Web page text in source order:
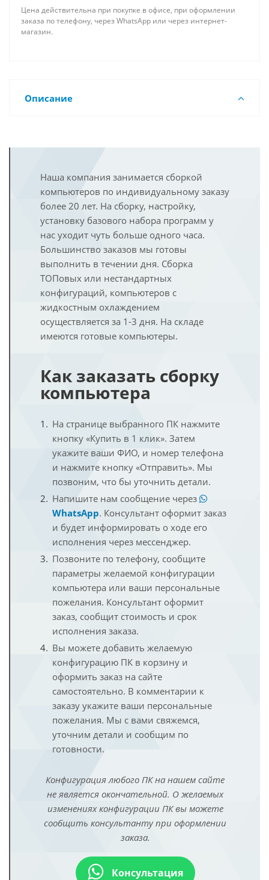
Цена действительна при покупке в офисе, при оформлении
заказа по телефону, через WhatsApp или через интернет-
магазин.
Описание
Наша компания занимается сборкой
компьютеров по индивидуальному заказу
более 20 лет. На сборку, настройку,
установку базового набора программ у
нас уходит чуть больше одного часа.
Большинство заказов мы готовы
выполнить в течении дня. Сборка
ТОПовых или нестандартных
конфигураций, компьютеров с
жидкостным охлаждением
осуществляется за 1-3 дня. На складе
имеются готовые компьютеры.
Как заказать сборку
компьютера
На странице выбранного ПК нажмите
кнопку «Купить в 1 клик». Затем
укажите ваши ФИО, и номер телефона
и нажмите кнопку «Отправить». Мы
позвоним, что бы уточнить детали.
Напишите нам сообщение через
WhatsApp. Консультант оформит заказ
и будет информировать о ходе его
исполнения через мессенджер.
Позвоните по телефону, сообщите
параметры желаемой конфигурации
компьютера или ваши персональные
пожелания. Консультант оформит
заказ, сообщит стоимость и срок
исполнения заказа.
Вы можете добавить желаемую
конфигурацию ПК в корзину и
оформить заказ на сайте
самостоятельно. В комментарии к
заказу укажите ваши персональные
пожелания. Мы с вами свяжемся,
уточним детали и сообщим по
готовности.
Конфигурация любого ПК на нашем сайте
не является окончательной. О желаемых
изменениях конфигурации ПК вы можете
сообщить консультанту при оформлении
заказа.
Консультация